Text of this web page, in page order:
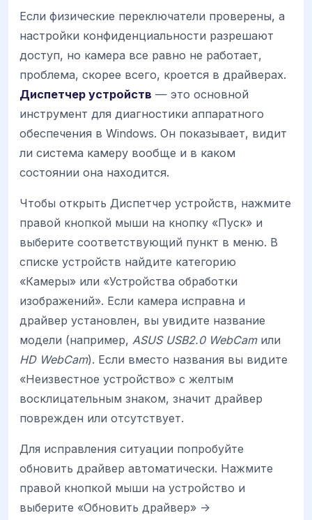
Если физические переключатели проверены, а
настройки конфиденциальности разрешают
доступ, но камера все равно не работает,
проблема, скорее всего, кроется в драйверах.
Диспетчер устройств — это основной
инструмент для диагностики аппаратного
обеспечения в Windows. Он показывает, видит
ли система камеру вообще и в каком
состоянии она находится.
Чтобы открыть Диспетчер устройств, нажмите
правой кнопкой мыши на кнопку «Пуск» и
выберите соответствующий пункт в меню. В
списке устройств найдите категорию
«Камеры» или «Устройства обработки
изображений». Если камера исправна и
драйвер установлен, вы увидите название
модели (например, ASUS USB2.0 WebCamили
HD WebCam). Если вместо названия вы видите
«Неизвестное устройство» с желтым
восклицательным знаком, значит драйвер
поврежден или отсутствует.
Для исправления ситуации попробуйте
обновить драйвер автоматически. Нажмите
правой кнопкой мыши на устройство и
выберите «Обновить драйвер» ->